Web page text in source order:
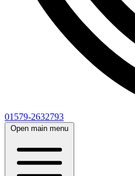
01579-2632793
Open main menu